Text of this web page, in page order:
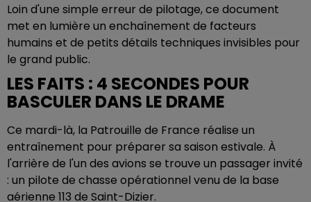
Loin d'une simple erreur de pilotage, ce document
met en lumière un enchaînement de facteurs
humains et de petits détails techniques invisibles pour
le grand public.
LES FAITS : 4 SECONDES POUR
BASCULER DANS LE DRAME
Ce mardi-là, la Patrouille de France réalise un
entraînement pour préparer sa saison estivale. À
l'arrière de l'un des avions se trouve un passager invité
: un pilote de chasse opérationnel venu de la base
aérienne 113 de Saint-Dizier.